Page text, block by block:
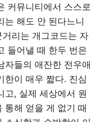
커뮤니티에서 스스로
는 해도 안 된다느니
리는 개그코드는 자
들어낼 때 한두 번은
자들의 애잔한 전우애
한이 매우 짧다. 진심
고, 실제 세상에서 원
통해 얻을 게 없기 때